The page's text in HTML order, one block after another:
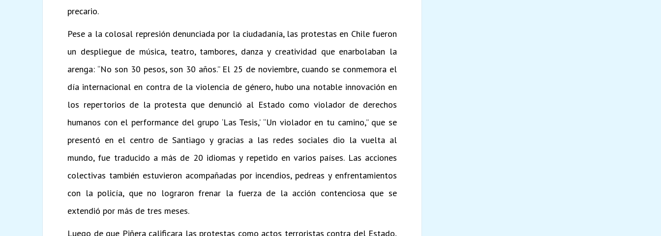
precario.
Pese a la colosal represión denunciada por la ciudadanía, las protestas en Chile fueron
un despliegue de música, teatro, tambores, danza y creatividad que enarbolaban la
arenga: “No son 30 pesos, son 30 años.” El 25 de noviembre, cuando se conmemora el
día internacional en contra de la violencia de género, hubo una notable innovación en
los repertorios de la protesta que denunció al Estado como violador de derechos
humanos con el performance del grupo ‘Las Tesis,’ “Un violador en tu camino,” que se
presentó en el centro de Santiago y gracias a las redes sociales dio la vuelta al
mundo, fue traducido a más de 20 idiomas y repetido en varios países. Las acciones
colectivas también estuvieron acompañadas por incendios, pedreas y enfrentamientos
con la policía, que no lograron frenar la fuerza de la acción contenciosa que se
extendió por más de tres meses.
Luego de que Piñera calificara las protestas como actos terroristas contra del Estado,